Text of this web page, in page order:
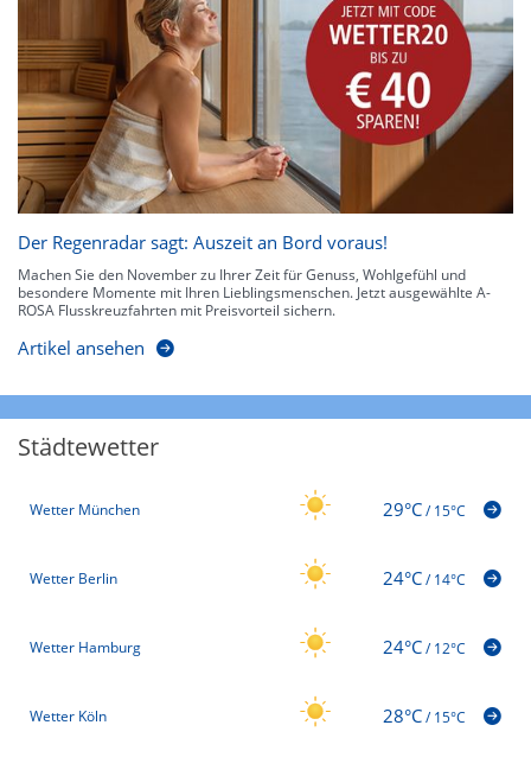
Der Regenradar sagt: Auszeit an Bord voraus!
Machen Sie den November zu Ihrer Zeit für Genuss, Wohlgefühl und
besondere Momente mit Ihren Lieblingsmenschen. Jetzt ausgewählte A-
ROSA Flusskreuzfahrten mit Preisvorteil sichern.
Artikel ansehen
Städtewetter
Wetter München 29°C/15°C
Wetter Berlin 24°C/14°C
Wetter Hamburg 24°C/12°C
Wetter Köln 28°C/15°C